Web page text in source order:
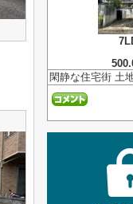
閑静な住宅街 土